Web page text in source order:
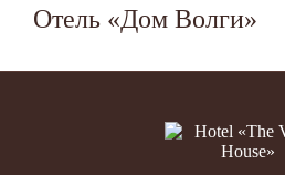
Отель «Дом Волги»